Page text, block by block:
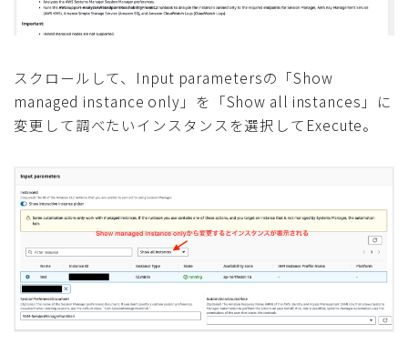
スクロールして、Input parametersの「Show
managed instance only」を「Show all instances」に
変更して調べたいインスタンスを選択してExecute。